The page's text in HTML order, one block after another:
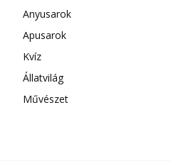
Anyusarok
Apusarok
Kvíz
Állatvilág
Művészet